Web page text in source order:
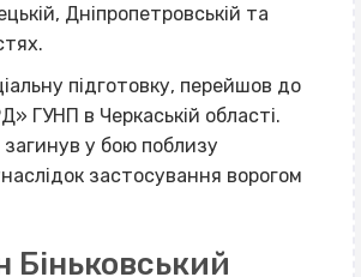
Дніпропетровській та
підготовку, перейшов до
ГУНП в Черкаській області.
у бою поблизу
застосування ворогом
Біньковський